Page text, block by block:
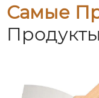
Самые
Продукты